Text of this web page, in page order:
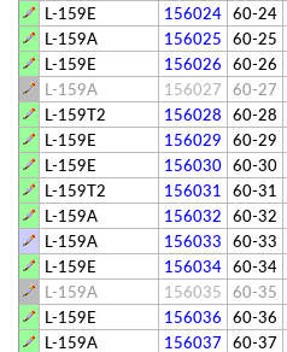
L-159E
156024 60-24
L-159A
156025 60-25
L-159E
156026 60-26
L-159A
156027 60-27
L-159T2
156028 60-28
L-159E
156029 60-29
L-159E
156030 60-30
L-159T2
156031 60-31
L-159A
156032 60-32
L-159A
156033 60-33
L-159E
156034 60-34
L-159A
156035 60-35
L-159E
156036 60-36
L-159A
156037 60-37